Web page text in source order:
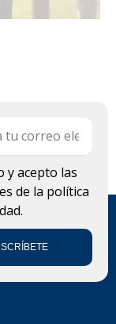
y acepto las
de la política